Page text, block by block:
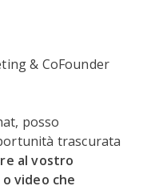
& CoFounder
posso
trascurata
al vostro
video che